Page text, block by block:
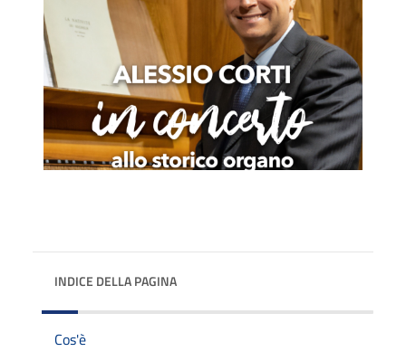
INDICE DELLA PAGINA
Cos'è